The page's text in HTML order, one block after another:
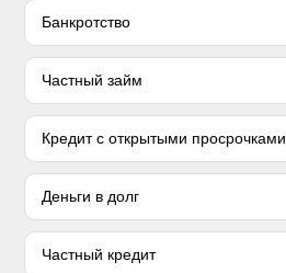
Банкротство
Частный займ
Кредит с открытыми просрочками
Деньги в долг
Частный кредит